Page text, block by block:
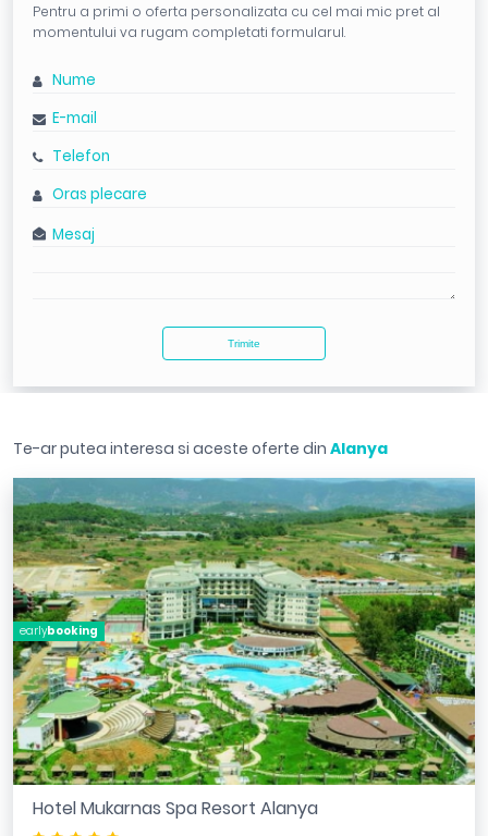
Pentru a primi o oferta personalizata cu cel mai mic pret al
momentului va rugam completati formularul.
Te-ar putea interesa si aceste oferte din Alanya
Hotel Mukarnas Spa Resort Alanya
earlybooking